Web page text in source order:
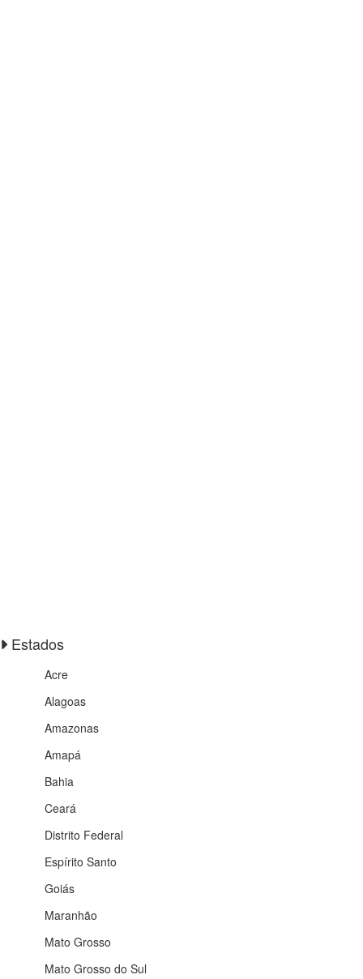
Estados
Acre
Alagoas
Amazonas
Amapá
Bahia
Ceará
Distrito Federal
Espírito Santo
Goiás
Maranhão
Mato Grosso
Mato Grosso do Sul